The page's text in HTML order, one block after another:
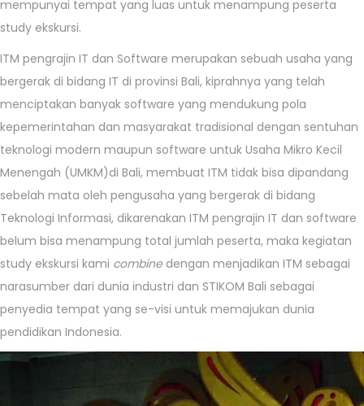
mempunyai tempat yang luas untuk menampung peserta
study ekskursi.
ITM pengrajin IT dan Software merupakan sebuah usaha yang
bergerak di bidang IT di provinsi Bali, kiprahnya yang telah
menciptakan banyak software yang mendukung pola
kepemerintahan dan masyarakat tradisional dengan sentuhan
teknologi modern maupun software untuk Usaha Mikro Kecil
Menengah (UMKM)di Bali, membuat ITM tidak bisa dipandang
sebelah mata oleh pengusaha yang bergerak di bidang
Teknologi Informasi, dikarenakan ITM pengrajin IT dan software
belum bisa menampung total jumlah peserta, maka kegiatan
study ekskursi kami combine dengan menjadikan ITM sebagai
narasumber dari dunia industri dan STIKOM Bali sebagai
penyedia tempat yang se-visi untuk memajukan dunia
pendidikan Indonesia.